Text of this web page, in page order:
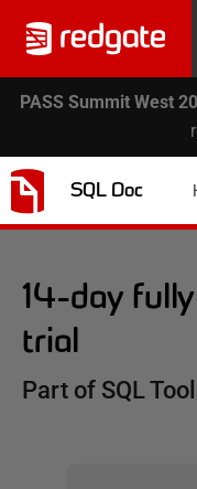
PASS Summit West
SQL Doc
14-day
trial
Part of SQL